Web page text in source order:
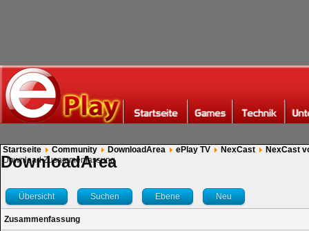
Startseite Community DownloadArea ePlay TV NexCast
NexCast
Download Zusammenfassung
DownloadArea
Übersicht Suchen Ebene Neu
Zusammenfassung